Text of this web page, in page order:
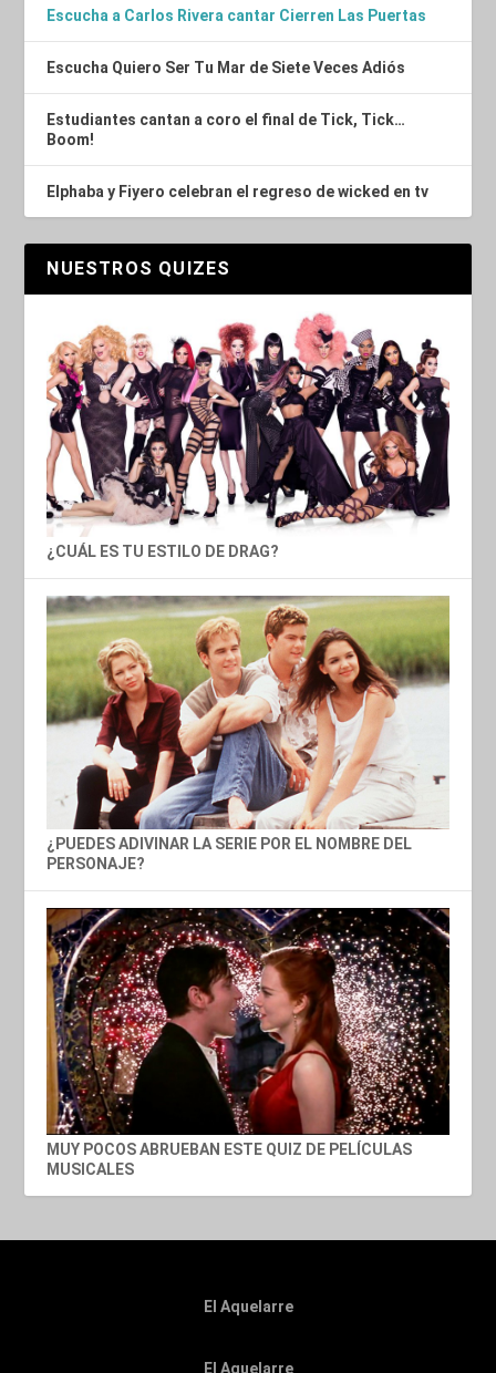
Escucha a Carlos Rivera cantar Cierren Las Puertas
Escucha Quiero Ser Tu Mar de Siete Veces Adiós
Estudiantes cantan a coro el final de Tick, Tick…
Boom!
Elphaba y Fiyero celebran el regreso de wicked en tv
NUESTROS QUIZES
¿CUÁL ES TU ESTILO DE DRAG?
¿PUEDES ADIVINAR LA SERIE POR EL NOMBRE DEL
PERSONAJE?
MUY POCOS ABRUEBAN ESTE QUIZ DE PELÍCULAS
MUSICALES
El Aquelarre
El Aquelarre